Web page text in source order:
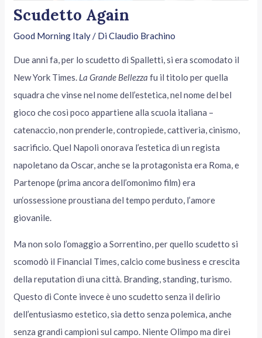
Scudetto Again
Good Morning Italy/ DiClaudio Brachino
Due anni fa, per lo scudetto di Spalletti, si era scomodato il
New York Times. La Grande Bellezzafu il titolo per quella
squadra che vinse nel nome dell’estetica, nel nome del bel
gioco che così poco appartiene alla scuola italiana –
catenaccio, non prenderle, contropiede, cattiveria, cinismo,
sacrificio. Quel Napoli onorava l’estetica di un regista
napoletano da Oscar, anche se la protagonista era Roma, e
Partenope (prima ancora dell’omonimo film) era
un‘ossessione proustiana del tempo perduto, l’amore
giovanile.
Ma non solo l’omaggio a Sorrentino, per quello scudetto si
scomodò il Financial Times, calcio come business e crescita
della reputation di una città. Branding, standing, turismo.
Questo di Conte invece è uno scudetto senza il delirio
dell’entusiasmo estetico, sia detto senza polemica, anche
senza grandi campioni sul campo. Niente Olimpo ma direi